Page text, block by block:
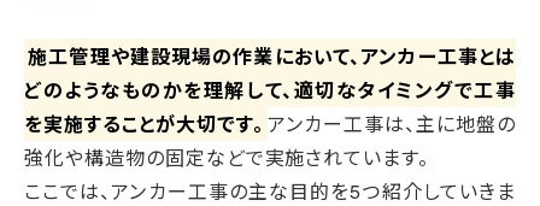
施工管理や建設現場の作業において、アンカー工事とは
どのようなものかを理解して、適切なタイミングで工事
を実施することが大切です。 アンカー工事は、主に地盤の
強化や構造物の固定などで実施されています。
ここでは、アンカー工事の主な目的を5つ紹介していきま